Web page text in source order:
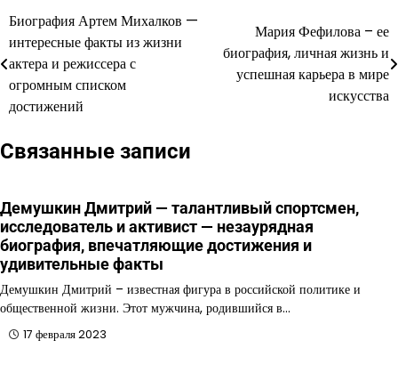
Навигация
по
записям
Биография Артем Михалков —
интересные факты из жизни
актера и режиссера с
огромным списком
достижений
Мария Фефилова – ее
биография, личная жизнь и
успешная карьера в мире
искусства
Связанные записи
Демушкин Дмитрий — талантливый спортсмен,
исследователь и активист — незаурядная
биография, впечатляющие достижения и
удивительные факты
Демушкин Дмитрий – известная фигура в российской политике и
общественной жизни. Этот мужчина, родившийся в…
17 февраля 2023